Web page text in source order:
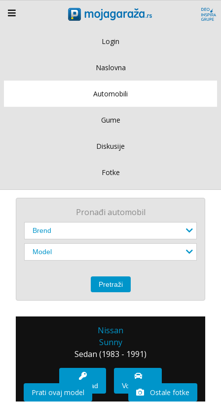
Login
Naslovna
Automobili
Gume
Diskusije
Fotke
Pronađi automobil
Nissan
Sunny
Sedan (1983 - 1991)
Imam sad Vozio sam
Prati ovaj model Ostale fotke